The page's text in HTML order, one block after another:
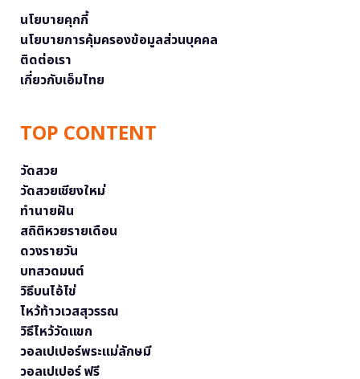
นโยบายคุกกี้
นโยบายการคุ้มครองข้อมูลส่วนบุคคล
ติดต่อเรา
เกี่ยวกับเอ็มไทย
TOP CONTENT
วัดสวย
วัดสวยเชียงใหม่
ทำนายฝัน
สถิติหวยรายเดือน
ดวงรายวัน
บทสวดมนต์
วิธีบนไอ้ไข่
ไหว้ท้าวเวสสุวรรณ
วิธีไหว้วัดแขก
วอลเปเปอร์พระแม่ลักษมี
วอลเปเปอร์ ฟรี